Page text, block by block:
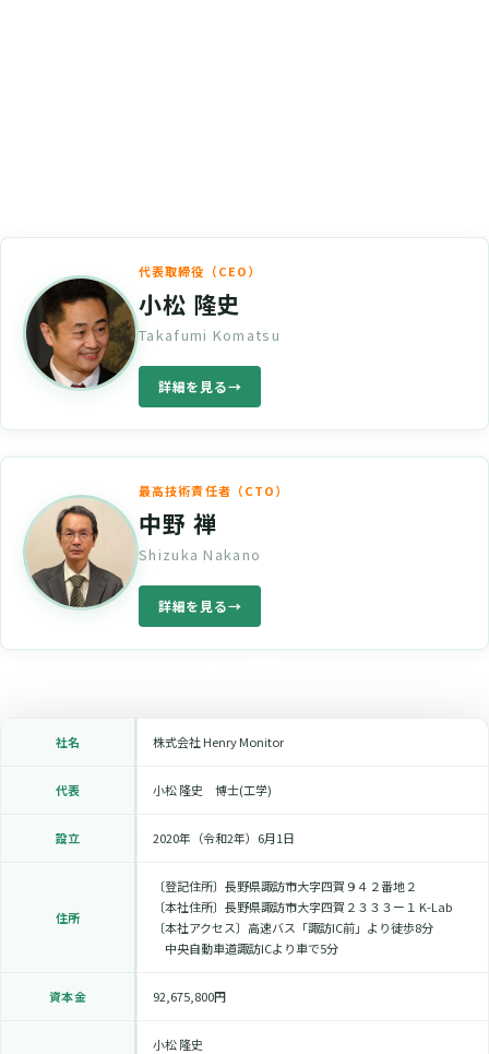
代表取締役（CEO）
小松 隆史
Takafumi Komatsu
詳細を見る
最高技術責任者（CTO）
中野 禅
Shizuka Nakano
詳細を見る
社名 株式会社 Henry Monitor
代表 小松 隆史 博士(工学)
設立 2020年（令和2年）6月1日
住所
〔登記住所〕長野県諏訪市大字四賀９４２番地２
〔本社住所〕長野県諏訪市大字四賀２３３３ー１ K-Lab
〔本社アクセス〕高速バス「諏訪IC前」より徒歩8分
中央自動車道諏訪ICより車で5分
資本金 92,675,800円
小松 隆史